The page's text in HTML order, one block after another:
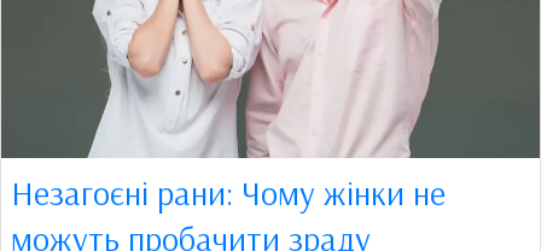
Незагоєні рани: Чому жінки не
можуть пробачити зраду